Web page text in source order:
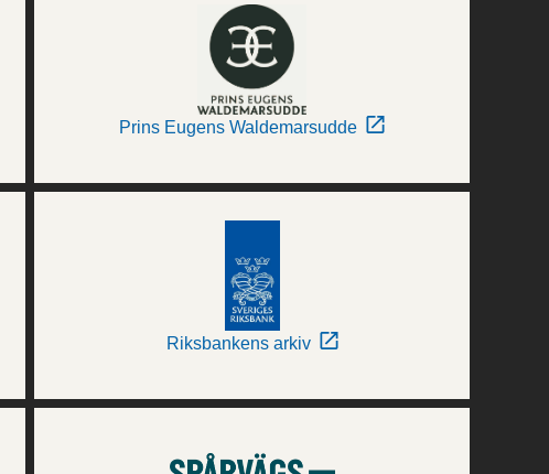
Prins Eugens Waldemarsudde
Riksbankens arkiv